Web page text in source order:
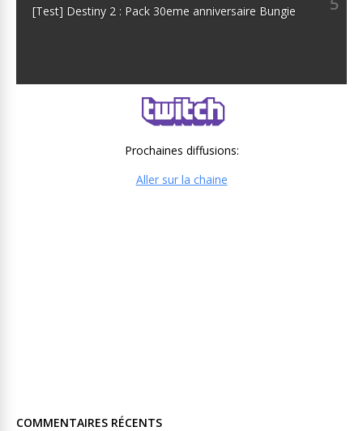
[Test] Destiny 2 : Pack 30eme anniversaire Bungie
Prochaines diffusions:
Aller sur la chaine
COMMENTAIRES RÉCENTS